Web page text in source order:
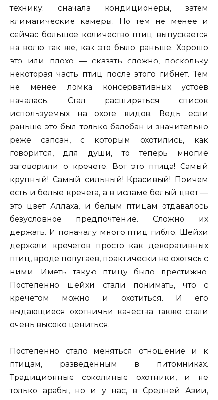
технику: сначала кондиционеры, затем
климатические камеры. Но тем не менее и
сейчас большое количество птиц выпускается
на волю так же, как это было раньше. Хорошо
это или плохо — сказать сложно, поскольку
некоторая часть птиц после этого гибнет. Тем
не менее ломка консервативных устоев
началась. Стал расширяться список
используемых на охоте видов. Ведь если
раньше это был только балобан и значительно
реже сапсан, с которым охотились, как
говорится, для души, то теперь многие
заговорили о кречете. Вот это птица! Самый
крупный! Самый сильный! Красивый! Причем
есть и белые кречета, а в исламе белый цвет —
это цвет Аллаха, и белым птицам отдавалось
безусловное предпочтение. Сложно их
держать. И поначалу много птиц гибло. Шейхи
держали кречетов просто как декоративных
птиц, вроде попугаев, практически не охотясь с
ними. Иметь такую птицу было престижно.
Постепенно шейхи стали понимать, что с
кречетом можно и охотиться. И его
выдающиеся охотничьи качества также стали
очень высоко цениться.
Постепенно стало меняться отношение и к
птицам, разведенным в питомниках.
Традиционные соколиные охотники, и не
только арабы, но и у нас, в Средней Азии,